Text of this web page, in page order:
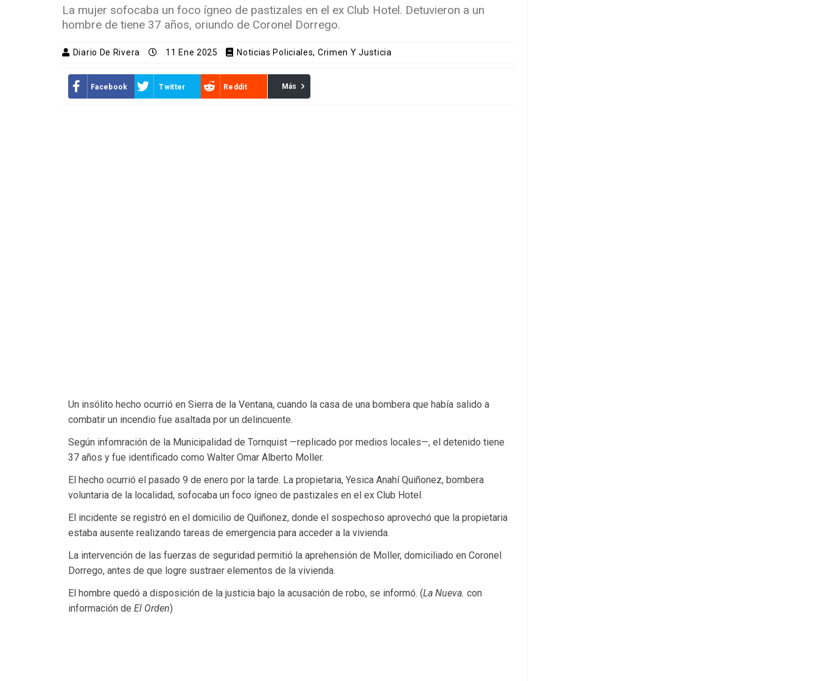
La mujer sofocaba un foco ígneo de pastizales en el ex Club Hotel. Detuvieron a un
hombre de tiene 37 años, oriundo de Coronel Dorrego.
Diario De Rivera 11 Ene 2025 Noticias Policiales, Crimen Y Justicia
Facebook Twitter Reddit Más
Un insólito hecho ocurrió en Sierra de la Ventana, cuando la casa de una bombera que había salido a
combatir un incendio fue asaltada por un delincuente.
Según infomración de la Municipalidad de Tornquist —replicado por medios locales—, el detenido tiene
37 años y fue identificado como Walter Omar Alberto Moller.
El hecho ocurrió el pasado 9 de enero por la tarde. La propietaria, Yesica Anahí Quiñonez, bombera
voluntaria de la localidad, sofocaba un foco ígneo de pastizales en el ex Club Hotel.
El incidente se registró en el domicilio de Quiñonez, donde el sospechoso aprovechó que la propietaria
estaba ausente realizando tareas de emergencia para acceder a la vivienda.
La intervención de las fuerzas de seguridad permitió la aprehensión de Moller, domiciliado en Coronel
Dorrego, antes de que logre sustraer elementos de la vivienda.
El hombre quedó a disposición de la justicia bajo la acusación de robo, se informó. (La Nueva. con
información de El Orden)